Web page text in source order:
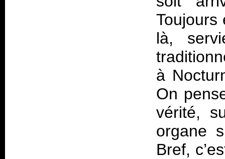
Toujours
là,
à
On
vérité,
organe
Bref,